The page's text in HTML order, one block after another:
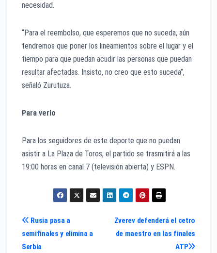
necesidad.
“Para el reembolso, que esperemos que no suceda, aún
tendremos que poner los lineamientos sobre el lugar y el
tiempo para que puedan acudir las personas que puedan
resultar afectadas. Insisto, no creo que esto suceda”,
señaló Zurutuza.
Para verlo
Para los seguidores de este deporte que no puedan
asistir a La Plaza de Toros, el partido se trasmitirá a las
19:00 horas en canal 7 (televisión abierta) y ESPN.
Navegación
de
Zverev defenderá el cetro
de maestro en las finales
ATP
Rusia pasa a
semifinales y elimina a
Serbia